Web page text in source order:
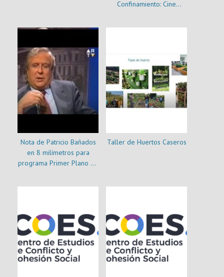
Confinamiento: Cine
Nota de Patricio Bañados
en 8 milímetros para
programa Primer Plano de
Taller de Huertos Caseros